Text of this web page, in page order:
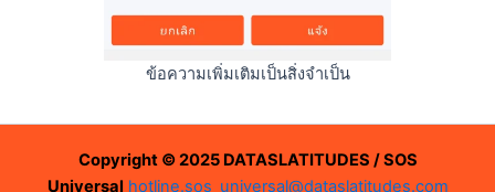
ข้อความเพิ่มเติมเป็นสิ่งจำเป็น
Copyright © 2025 DATASLATITUDES / SOS
Universal hotline.sos_universal@dataslatitudes.com